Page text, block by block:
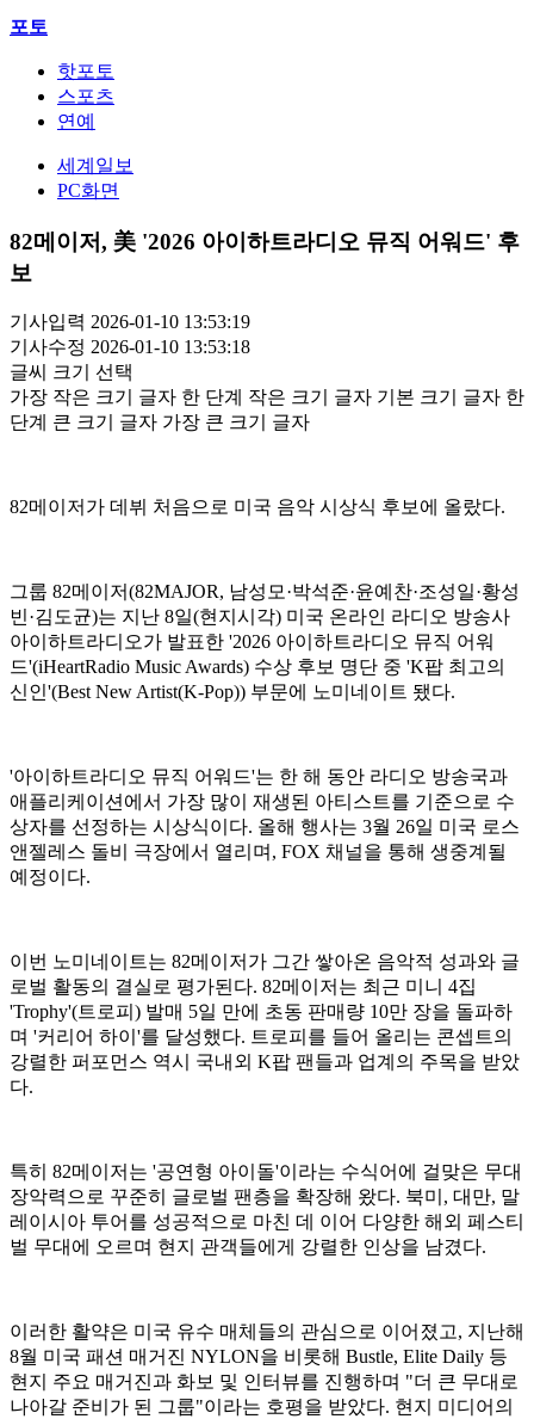
포토
핫포토
스포츠
연예
세계일보
PC화면
82메이저, 美 '2026 아이하트라디오 뮤직 어워드' 후
보
기사입력 2026-01-10 13:53:19
기사수정 2026-01-10 13:53:18
글씨 크기 선택
가장 작은 크기 글자 한 단계 작은 크기 글자 기본 크기 글자 한
단계 큰 크기 글자 가장 큰 크기 글자
82메이저가 데뷔 처음으로 미국 음악 시상식 후보에 올랐다.
그룹 82메이저(82MAJOR, 남성모·박석준·윤예찬·조성일·황성
빈·김도균)는 지난 8일(현지시각) 미국 온라인 라디오 방송사
아이하트라디오가 발표한 '2026 아이하트라디오 뮤직 어워
드'(iHeartRadio Music Awards) 수상 후보 명단 중 'K팝 최고의
신인'(Best New Artist(K-Pop)) 부문에 노미네이트 됐다.
'아이하트라디오 뮤직 어워드'는 한 해 동안 라디오 방송국과
애플리케이션에서 가장 많이 재생된 아티스트를 기준으로 수
상자를 선정하는 시상식이다. 올해 행사는 3월 26일 미국 로스
앤젤레스 돌비 극장에서 열리며, FOX 채널을 통해 생중계될
예정이다.
이번 노미네이트는 82메이저가 그간 쌓아온 음악적 성과와 글
로벌 활동의 결실로 평가된다. 82메이저는 최근 미니 4집
'Trophy'(트로피) 발매 5일 만에 초동 판매량 10만 장을 돌파하
며 '커리어 하이'를 달성했다. 트로피를 들어 올리는 콘셉트의
강렬한 퍼포먼스 역시 국내외 K팝 팬들과 업계의 주목을 받았
다.
특히 82메이저는 '공연형 아이돌'이라는 수식어에 걸맞은 무대
장악력으로 꾸준히 글로벌 팬층을 확장해 왔다. 북미, 대만, 말
레이시아 투어를 성공적으로 마친 데 이어 다양한 해외 페스티
벌 무대에 오르며 현지 관객들에게 강렬한 인상을 남겼다.
이러한 활약은 미국 유수 매체들의 관심으로 이어졌고, 지난해
8월 미국 패션 매거진 NYLON을 비롯해 Bustle, Elite Daily 등
현지 주요 매거진과 화보 및 인터뷰를 진행하며 "더 큰 무대로
나아갈 준비가 된 그룹"이라는 호평을 받았다. 현지 미디어의